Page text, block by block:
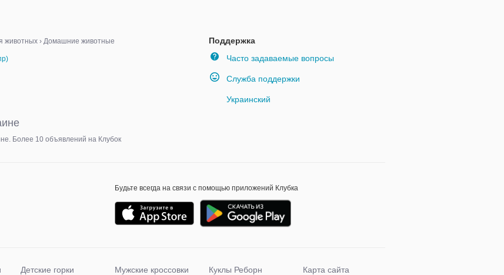
Поддержка
Часто задаваемые вопросы
Служба поддержки
Украинский
животных › Домашние животные
Более 10 объявлений на Клубок
Будьте всегда на связи с помощью приложений Клубка
Детские горки
Мужские кроссовки
Куклы Реборн
Карта сайта